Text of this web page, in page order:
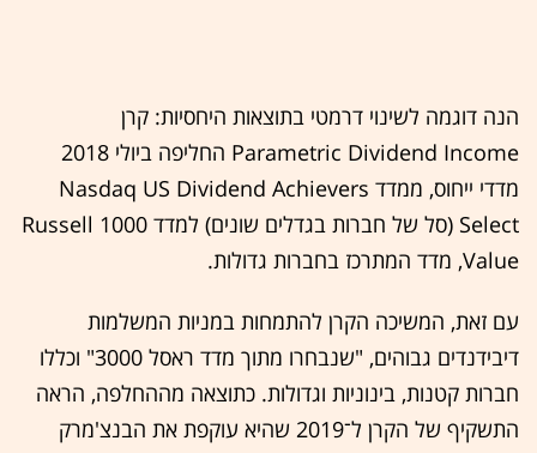
הנה דוגמה לשינוי דרמטי בתוצאות היחסיות: קרן
Parametric Dividend Income החליפה ביולי 2018
מדדי ייחוס, ממדד Nasdaq US Dividend Achievers
Select (סל של חברות בגדלים שונים) למדד Russell 1000
Value, מדד המתרכז בחברות גדולות.
עם זאת, המשיכה הקרן להתמחות במניות המשלמות
דיבידנדים גבוהים, "שנבחרו מתוך מדד ראסל 3000" וכללו
חברות קטנות, בינוניות וגדולות. כתוצאה מההחלפה, הראה
התשקיף של הקרן ל־2019 שהיא עוקפת את הבנצ'מרק